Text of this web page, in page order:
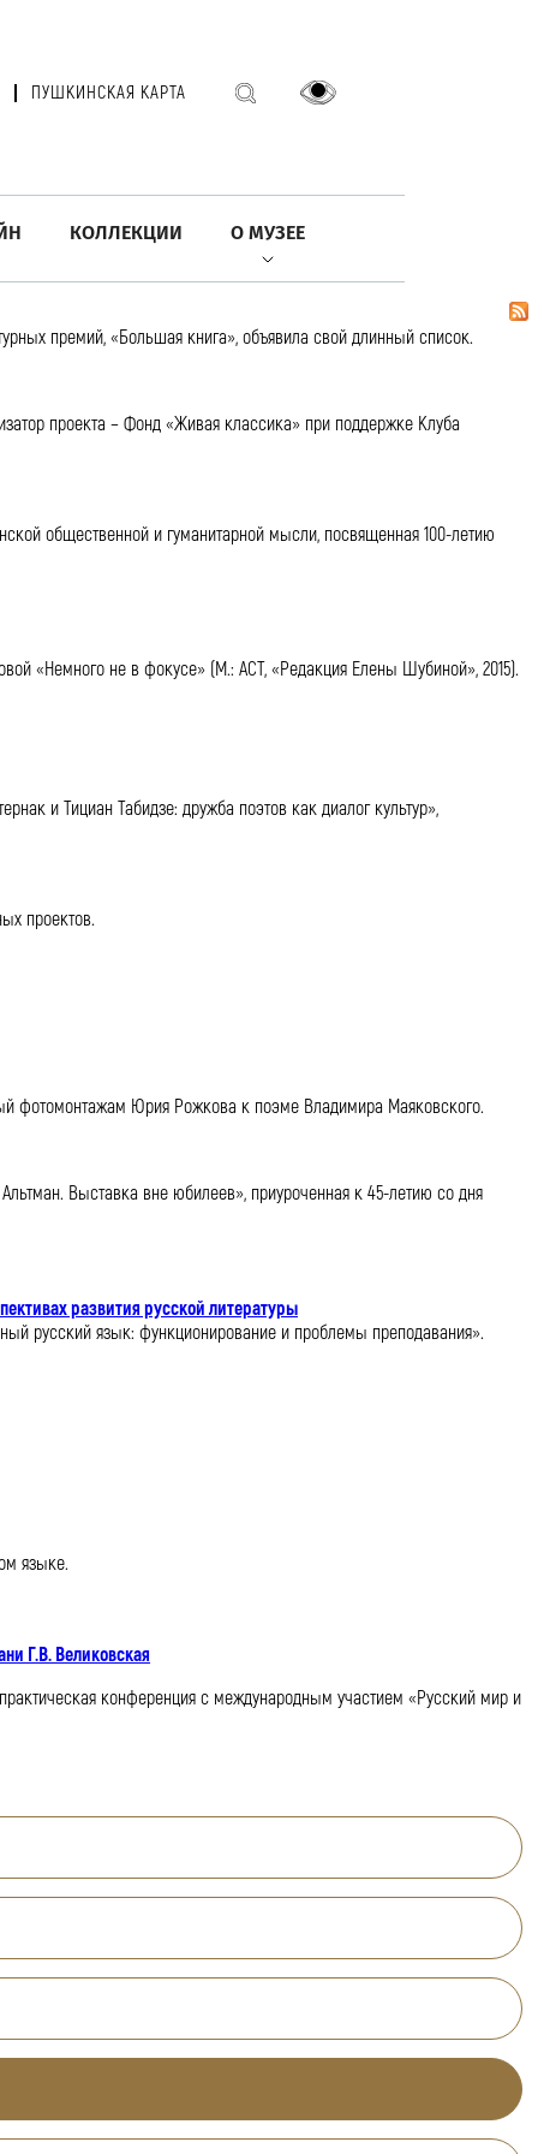
ПУШКИНСКАЯ КАРТА
КОЛЛЕКЦИИ О МУЗЕЕ
премий, «Большая книга», объявила свой длинный список.
проекта – Фонд «Живая классика» при поддержке Клуба
общественной и гуманитарной мысли, посвященная 100-летию
«Немного не в фокусе» (М.: АСТ, «Редакция Елены Шубиной», 2015).
и Тициан Табидзе: дружба поэтов как диалог культур»,
проектов.
фотомонтажам Юрия Рожкова к поэме Владимира Маяковского.
Выставка вне юбилеев», приуроченная к 45-летию со дня
развития русской литературы
русский язык: функционирование и проблемы преподавания».
языке.
Г.В. Великовская
конференция с международным участием «Русский мир и